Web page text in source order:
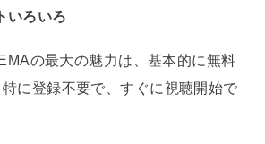
いろいろ
の最大の魅力は、基本的に無料
に登録不要で、すぐに視聴開始で